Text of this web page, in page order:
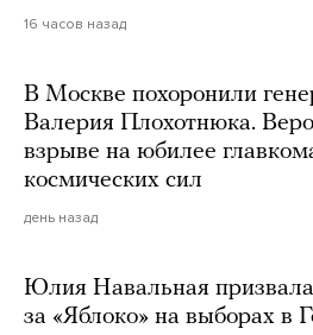
16 часов назад
В Москве похоронили
Валерия Плохотнюка.
взрыве на юбилее
космических сил
день назад
Юлия Навальная призвала
за «Яблоко» на выборах в